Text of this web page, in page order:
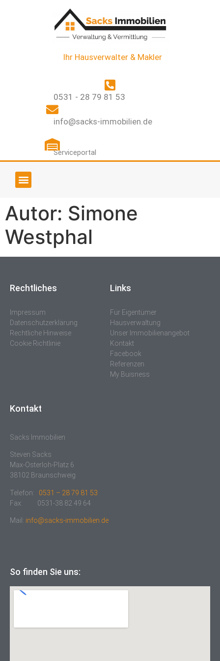
Ihr Hausverwalter & Makler
0531 - 28 79 81 53
info@sacks-immobilien.de
Serviceportal
Autor: Simone
Westphal
Rechtliches
Impressum
Datenschutzerklärung
Rechtliche Hinweise
Cookie Richtlinie
Links
Für Eigentümer
Hausverwaltung
Unser Immobilienangebot
Kontakt
Facebook
Referenzen
My Buisness
Kontakt
Sacks Immobilien
Steven Sacks
Max-Osterloh-Platz 6
38102 Braunschweig
Telefon: 0531 – 28 79 81 53
Fax: 0531-38 82 49 64
Mail: info@sacks-immobilien.de
So finden Sie uns: